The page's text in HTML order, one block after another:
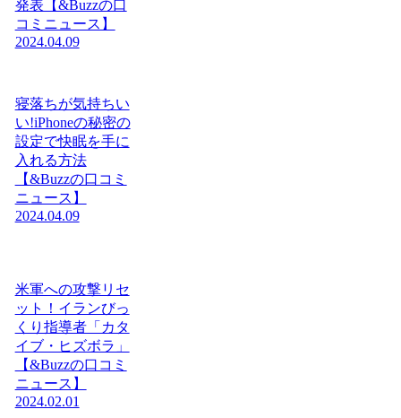
発表【&Buzzの口
コミニュース】
2024.04.09
寝落ちが気持ちい
い!iPhoneの秘密の
設定で快眠を手に
入れる方法
【&Buzzの口コミ
ニュース】
2024.04.09
米軍への攻撃リセ
ット！イランびっ
くり指導者「カタ
イブ・ヒズボラ」
【&Buzzの口コミ
ニュース】
2024.02.01